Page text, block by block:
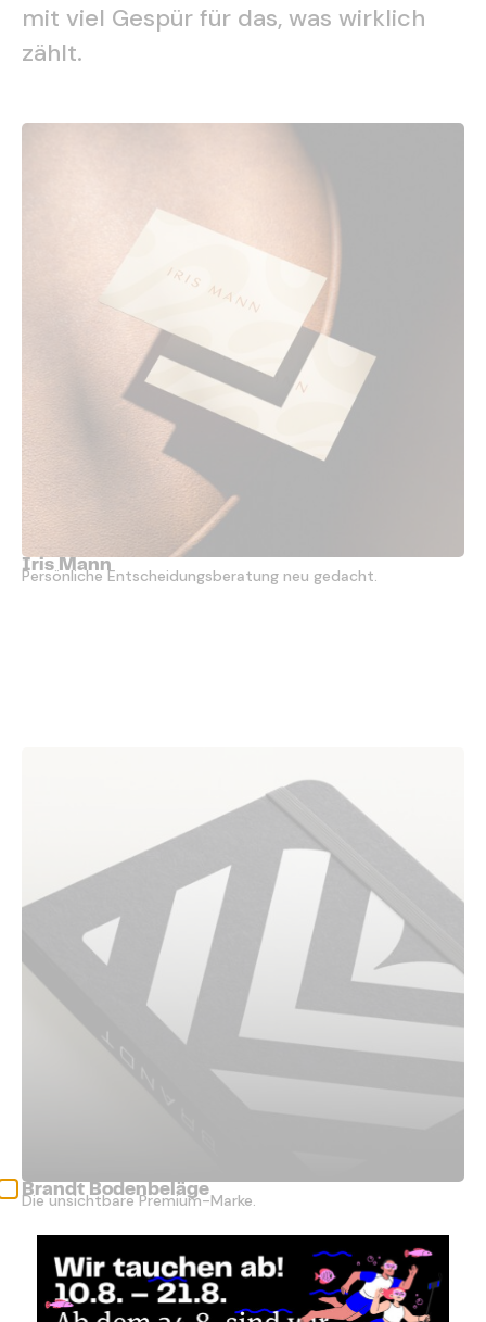
mit viel Gespür für das, was wirklich
zählt.
Iris Mann
Persönliche Entscheidungsberatung neu gedacht.
Brandt Bodenbeläge
Die unsichtbare Premium-Marke.